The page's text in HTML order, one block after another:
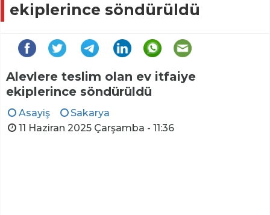
ekiplerince söndürüldü
Alevlere teslim olan ev itfaiye
ekiplerince söndürüldü
Asayiş
Sakarya
11 Haziran 2025 Çarşamba - 11:36